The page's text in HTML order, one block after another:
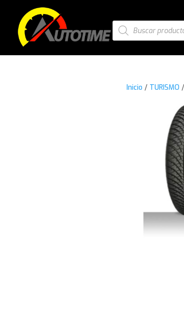
Búsqueda
de
productos
Inicio / TURISMO